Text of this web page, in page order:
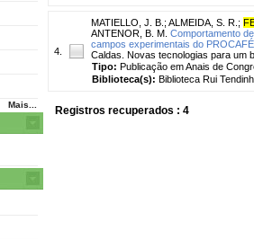
Mais...
4.
MATIELLO, J. B. ; ALMEIDA, S. R. ;
ANTENOR, B. M. Comportamento
campos experimentais do
Caldas. Novas tecnologias para um
Tipo: Publicação em Anais de
Biblioteca(s): Biblioteca Rui
Registros recuperados : 4